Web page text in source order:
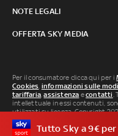
NOTE LEGALI
OFFERTA SKY MEDIA
Per il consumatore clicca qui per i
Cookies, informazioni sulle
tariffaria,assistenza econtatti.
intellettuale in essi contenuti,
utilizzati su licenza. Copyright
20138 Milano P.IVA 04619241005.
3035-1545.Segnalazione Abusi
Tutto Sky a 9€